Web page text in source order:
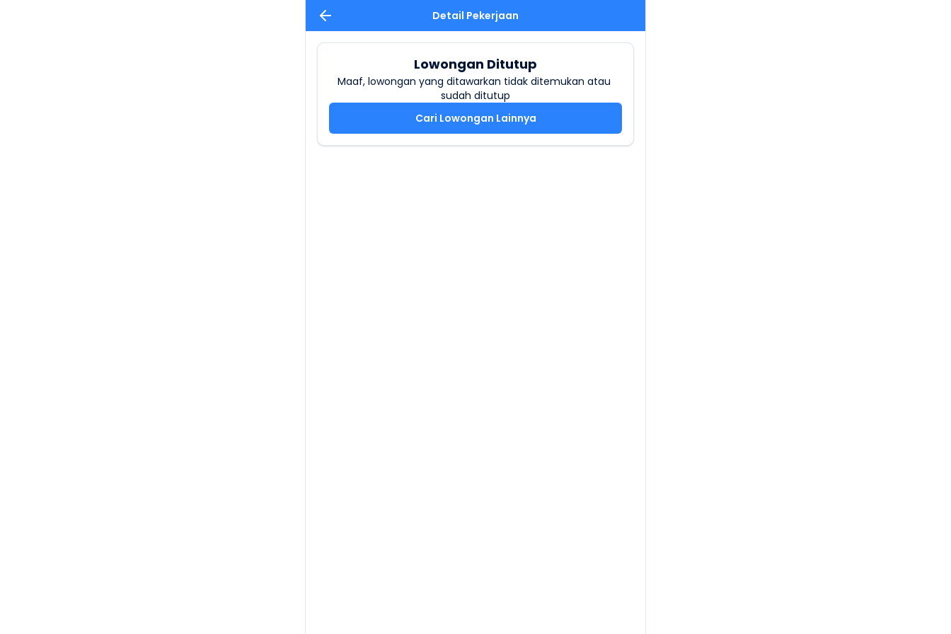
Detail Pekerjaan
Lowongan Ditutup
Maaf, lowongan yang ditawarkan tidak ditemukan atau
sudah ditutup
Cari Lowongan Lainnya